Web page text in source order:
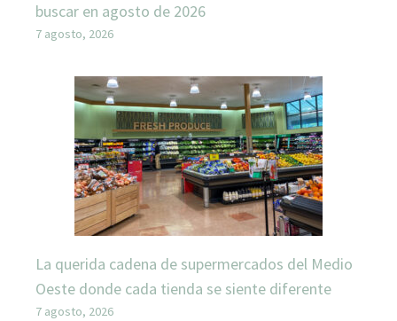
buscar en agosto de 2026
7 agosto, 2026
La querida cadena de supermercados del Medio
Oeste donde cada tienda se siente diferente
7 agosto, 2026